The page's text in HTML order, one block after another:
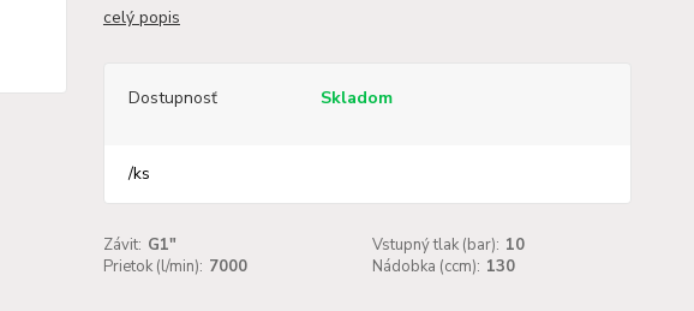
celý popis
Dostupnosť Skladom
/ks
Závit: G1" Vstupný tlak (bar): 10
Prietok (l/min): 7000 Nádobka (ccm): 130